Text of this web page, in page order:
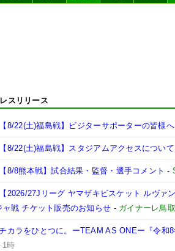
スリリース
【8/22(土)福島戦】ビジターサポーターの皆様へ
【8/22(土)福島戦】スタジアムアクセスについて
【8/8熊本戦】試合結果・監督・選手コメント -
【2026/27Jリーグ ヤマザキビスケット ルヴ
ャ戦 チケット販売のお知らせ - ガイナーレ鳥取
カラをひとつに。ーTEAM AS ONEー『令和
1時